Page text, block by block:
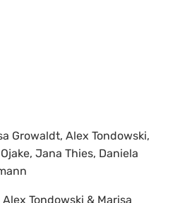
Growaldt, Alex Tondowski,
Jana Thies, Daniela
Tondowski & Marisa